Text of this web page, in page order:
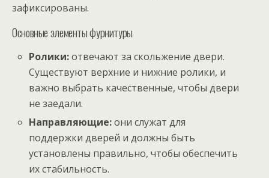
зафиксированы.
Основные элементы фурнитуры
Ролики:отвечают за скольжение двери.
Существуют верхние и нижние ролики, и
важно выбрать качественные, чтобы двери
не заедали.
Направляющие:они служат для
поддержки дверей и должны быть
установлены правильно, чтобы обеспечить
их стабильность.